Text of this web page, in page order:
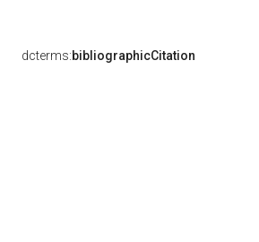
dcterms:bibliographicCitation